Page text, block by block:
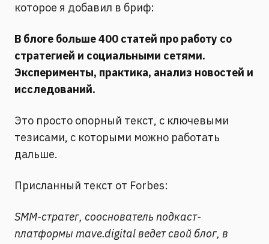
которое я добавил в бриф:
В блоге больше 400 статей про работу со
стратегией и социальными сетями.
Эксперименты, практика, анализ новостей и
исследований.
Это просто опорный текст, с ключевыми
тезисами, с которыми можно работать
дальше.
Присланный текст от Forbes:
SMM-стратег, сооснователь подкаст-
платформы mave.digital ведет свой блог, в